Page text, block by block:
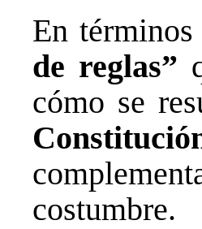
En
de reglas”
cómo se
costumbre.